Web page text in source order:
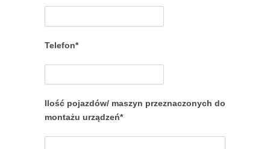
Telefon*
Ilość pojazdów/ maszyn przeznaczonych do
montażu urządzeń*